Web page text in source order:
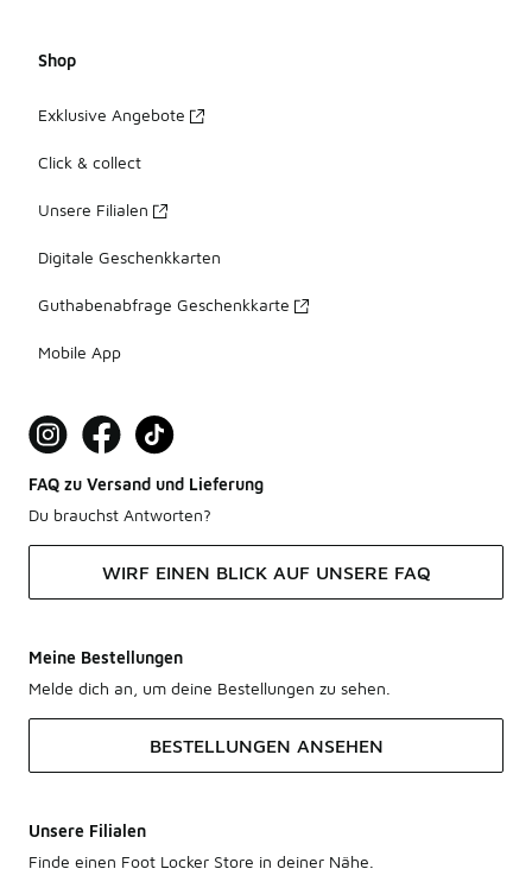
Shop
Exklusive Angebote
Click & collect
Unsere Filialen
Digitale Geschenkkarten
Guthabenabfrage Geschenkkarte
Mobile App
FAQ zu Versand und Lieferung
Du brauchst Antworten?
WIRF EINEN BLICK AUF UNSERE FAQ
Meine Bestellungen
Melde dich an, um deine Bestellungen zu sehen.
BESTELLUNGEN ANSEHEN
Unsere Filialen
Finde einen Foot Locker Store in deiner Nähe.